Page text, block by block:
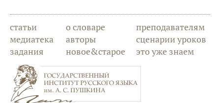
статьи
медиатека
задания
о словаре
авторы
новое&старое
преподавателям
сценарии уроков
это уже знаем